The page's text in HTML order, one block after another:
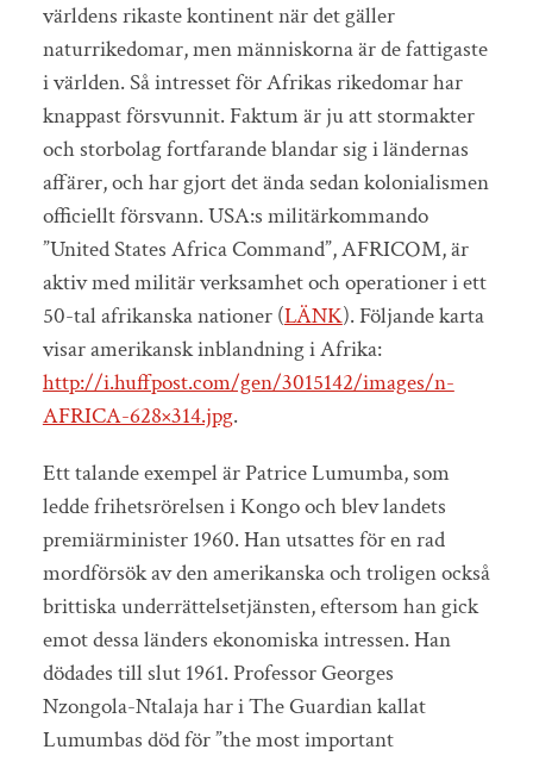
världens rikaste kontinent när det gäller
naturrikedomar, men människorna är de fattigaste
i världen. Så intresset för Afrikas rikedomar har
knappast försvunnit. Faktum är ju att stormakter
och storbolag fortfarande blandar sig i ländernas
affärer, och har gjort det ända sedan kolonialismen
officiellt försvann. USA:s militärkommando
”United States Africa Command”, AFRICOM, är
aktiv med militär verksamhet och operationer i ett
50-tal afrikanska nationer (LÄNK). Följande karta
visar amerikansk inblandning i Afrika:
http://i.huffpost.com/gen/3015142/images/n-
AFRICA-628×314.jpg.
Ett talande exempel är Patrice Lumumba, som
ledde frihetsrörelsen i Kongo och blev landets
premiärminister 1960. Han utsattes för en rad
mordförsök av den amerikanska och troligen också
brittiska underrättelsetjänsten, eftersom han gick
emot dessa länders ekonomiska intressen. Han
dödades till slut 1961. Professor Georges
Nzongola-Ntalaja har i The Guardian kallat
Lumumbas död för ”the most important